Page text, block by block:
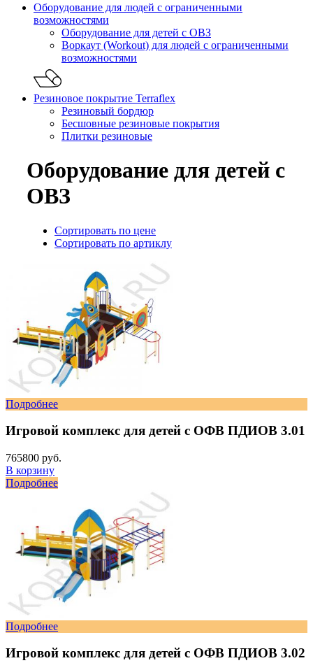
Оборудование для людей с ограниченными
возможностями
Оборудование для детей с ОВЗ
Воркаут (Workout) для людей с ограниченными
возможностями
Резиновое покрытие Terraflex
Резиновый бордюр
Бесшовные резиновые покрытия
Плитки резиновые
Оборудование для детей с
ОВЗ
Сортировать по цене
Сортировать по артиклу
Подробнее
Игровой комплекс для детей с ОФВ ПДИОВ 3.01
765800 руб.
В корзину
Подробнее
Подробнее
Игровой комплекс для детей с ОФВ ПДИОВ 3.02